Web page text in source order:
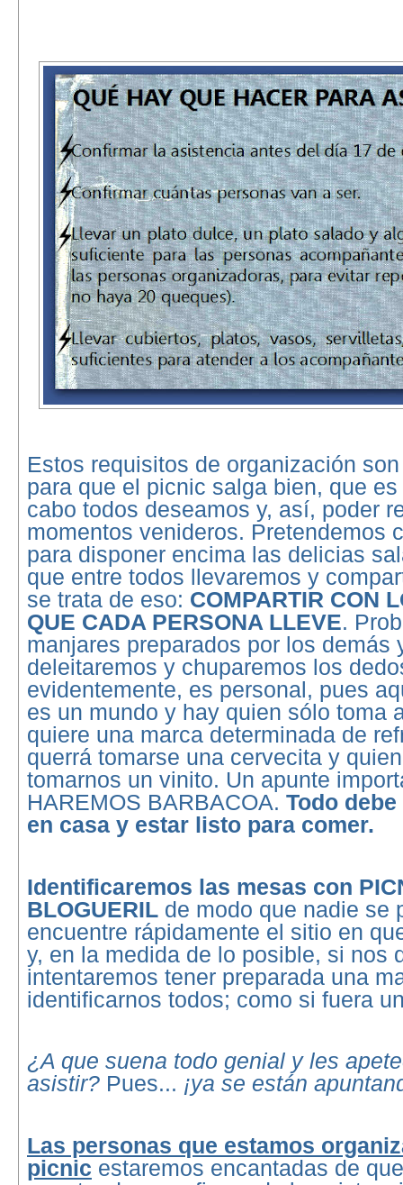
Estos requisitos de organización
para que el picnic salga bien, que
cabo todos deseamos y, así, poder
momentos venideros. Pretendemos
para disponer encima las delicias
que entre todos llevaremos y
se trata de eso: COMPARTIR CON
QUE CADA PERSONA LLEVE.
manjares preparados por los demás
deleitaremos y chuparemos los
evidentemente, es personal, pues
es un mundo y hay quien sólo toma
quiere una marca determinada de
querrá tomarse una cervecita y
tomarnos un vinito. Un apunte
HAREMOS BARBACOA. Todo
en casa y estar listo para comer.
Identificaremos las mesas con
BLOGUERIL de modo que nadie se
encuentre rápidamente el sitio en
y, en la medida de lo posible, si nos
intentaremos tener preparada una
identificarnos todos; como si fuera
¿A que suena todo genial y les
asistir? Pues... ¡ya se están
Las personas que estamos
picnic estaremos encantadas de